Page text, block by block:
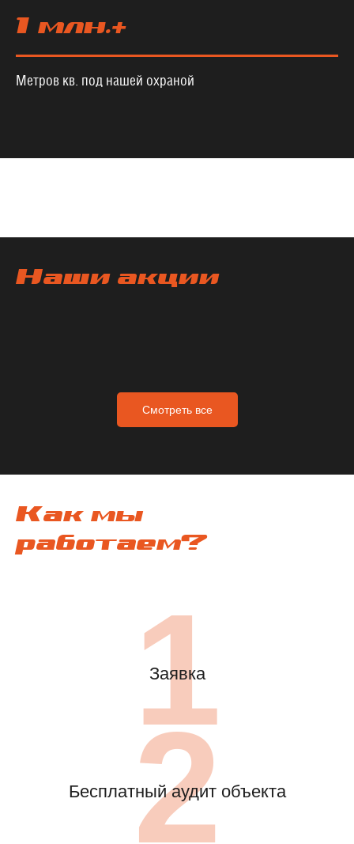
1 млн.+
Метров кв. под нашей охраной
Наши акции
Смотреть все
Как мы
работаем?
Заявка
1
Бесплатный аудит объекта
2